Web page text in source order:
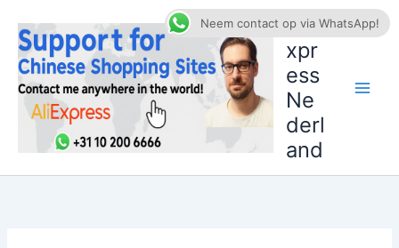
naar
inhoud
AliE
xpr
ess
Ne
derl
and
Neem contact op via WhatsApp!